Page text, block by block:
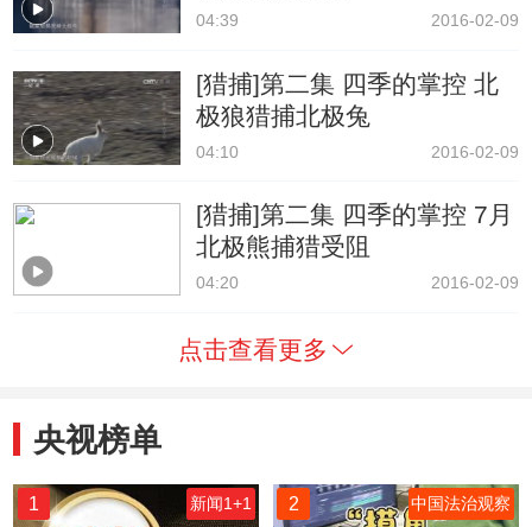
04:39 2016-02-09
[猎捕]第二集 四季的掌控 北
极狼猎捕北极兔
04:10 2016-02-09
[猎捕]第二集 四季的掌控 7月
北极熊捕猎受阻
04:20 2016-02-09
点击查看更多
央视榜单
1 新闻1+1 2 中国法治观察